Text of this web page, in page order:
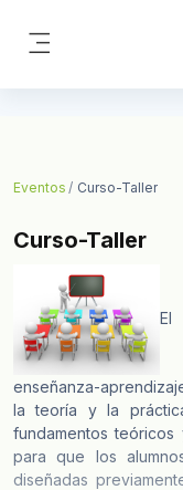
Saltar al contenido
Eventos Curso-Taller
Curso-Taller
El
enseñanza-
la teoría y la
fundamentos
para que los
diseñadas